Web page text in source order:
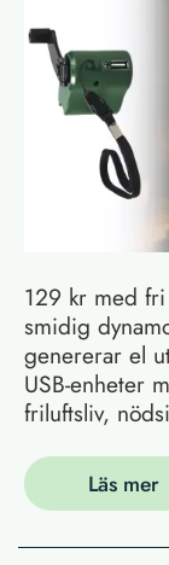
129 kr med
smidig
genererar el
USB-enheter
friluftsliv,
Läs mer